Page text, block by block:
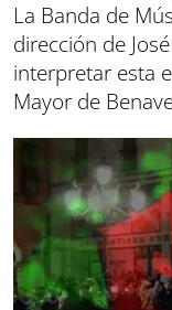
La Banda de
dirección de
interpretar esta
Mayor de